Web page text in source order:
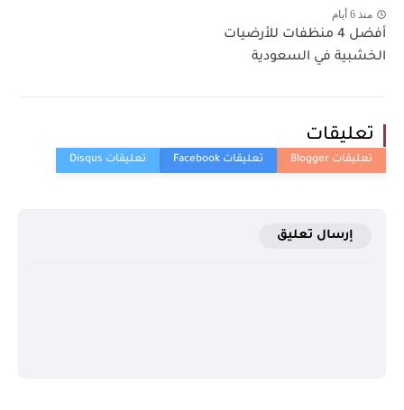
منذ 6 أيام
أفضل 4 منظفات للأرضيات
الخشبية في السعودية
تعليقات
إرسال تعليق